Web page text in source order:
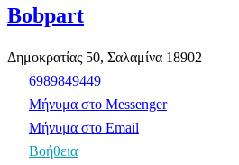
Bobpart
Δημοκρατίας 50, Σαλαμίνα 18902
6989849449
Μήνυμα στο Messenger
Μήνυμα στο Email
Βοήθεια